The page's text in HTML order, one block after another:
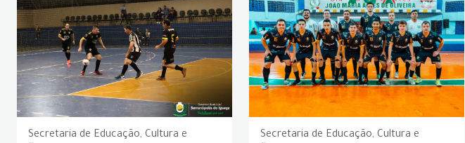
Secretaria de Educação, Cultura e
Secretaria de Educação, Cultura e